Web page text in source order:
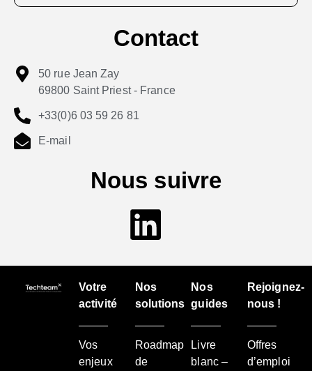
Contact
50 rue Jean Zay
69800 Saint Priest - France
+33(0)6 03 59 26 81
E-mail
Nous suivre
Votre
activité
Vos
enjeux
Nos
solutions
Roadmap
de
Nos
guides
Livre
blanc –
Rejoignez-
nous !
Offres
d’emploi